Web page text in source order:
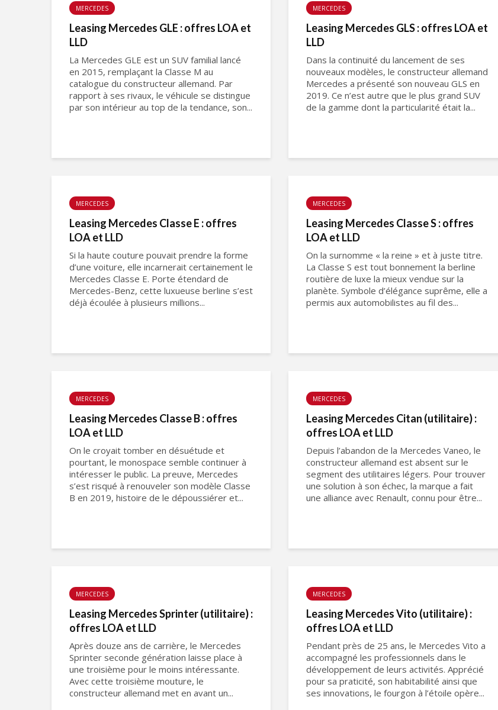
MERCEDES
Leasing Mercedes GLE : offres LOA et
LLD
La Mercedes GLE est un SUV familial lancé
en 2015, remplaçant la Classe M au
catalogue du constructeur allemand. Par
rapport à ses rivaux, le véhicule se distingue
par son intérieur au top de la tendance, son...
MERCEDES
Leasing Mercedes GLS : offres LOA et
LLD
Dans la continuité du lancement de ses
nouveaux modèles, le constructeur allemand
Mercedes a présenté son nouveau GLS en
2019. Ce n’est autre que le plus grand SUV
de la gamme dont la particularité était la...
MERCEDES
Leasing Mercedes Classe E : offres
LOA et LLD
Si la haute couture pouvait prendre la forme
d’une voiture, elle incarnerait certainement le
Mercedes Classe E. Porte étendard de
Mercedes-Benz, cette luxueuse berline s’est
déjà écoulée à plusieurs millions...
MERCEDES
Leasing Mercedes Classe S : offres
LOA et LLD
On la surnomme « la reine » et à juste titre.
La Classe S est tout bonnement la berline
routière de luxe la mieux vendue sur la
planète. Symbole d’élégance suprême, elle a
permis aux automobilistes au fil des...
MERCEDES
Leasing Mercedes Classe B : offres
LOA et LLD
On le croyait tomber en désuétude et
pourtant, le monospace semble continuer à
intéresser le public. La preuve, Mercedes
s’est risqué à renouveler son modèle Classe
B en 2019, histoire de le dépoussiérer et...
MERCEDES
Leasing Mercedes Citan (utilitaire) :
offres LOA et LLD
Depuis l’abandon de la Mercedes Vaneo, le
constructeur allemand est absent sur le
segment des utilitaires légers. Pour trouver
une solution à son échec, la marque a fait
une alliance avec Renault, connu pour être...
MERCEDES
Leasing Mercedes Sprinter (utilitaire) :
offres LOA et LLD
Après douze ans de carrière, le Mercedes
Sprinter seconde génération laisse place à
une troisième pour le moins intéressante.
Avec cette troisième mouture, le
constructeur allemand met en avant un...
MERCEDES
Leasing Mercedes Vito (utilitaire) :
offres LOA et LLD
Pendant près de 25 ans, le Mercedes Vito a
accompagné les professionnels dans le
développement de leurs activités. Apprécié
pour sa praticité, son habitabilité ainsi que
ses innovations, le fourgon à l’étoile opère...